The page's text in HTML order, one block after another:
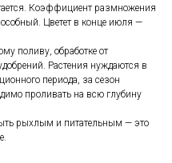
Коэффициент размножения
Цветет в конце июля —
поливу, обработке от
Растения нуждаются в
периода, за сезон
проливать на всю глубину
рыхлым и питательным — это